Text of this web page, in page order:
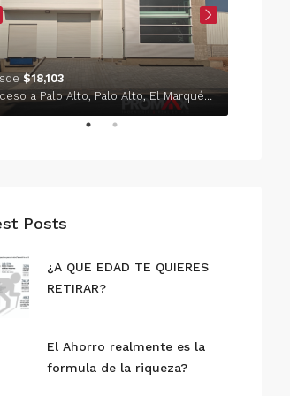
$18,103
Acceso a Palo Alto, Palo Alto, El Marqués, Querétaro, México
Posts
¿A QUE EDAD TE QUIERES
RETIRAR?
El Ahorro realmente es la
formula de la riqueza?